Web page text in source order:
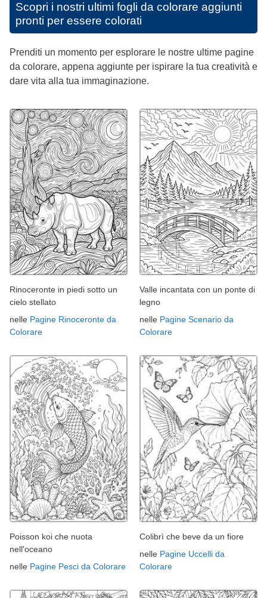
Scopri i nostri ultimi fogli da colorare aggiunti
pronti per essere colorati
Prenditi un momento per esplorare le nostre ultime pagine
da colorare, appena aggiunte per ispirare la tua creatività e
dare vita alla tua immaginazione.
Rinoceronte in piedi sotto un
cielo stellato
nelle Pagine Rinoceronte da
Colorare
Valle incantata con un ponte di
legno
nelle Pagine Scenario da
Colorare
Poisson koi che nuota
nell'oceano
nelle Pagine Pesci da Colorare
Colibrì che beve da un fiore
nelle Pagine Uccelli da
Colorare